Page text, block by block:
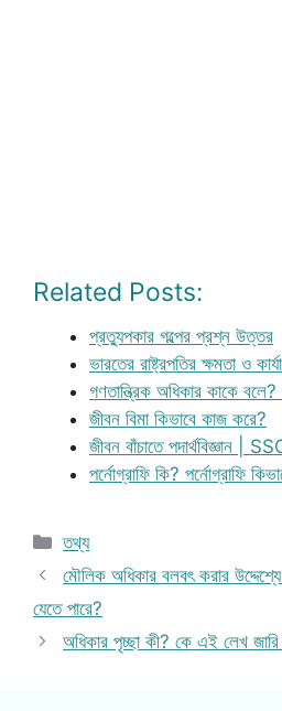
Related Posts:
প্রত্যুপকার গল্পের প্রশ্ন উত্তর
ভারতের রাষ্ট্রপতির ক্ষমতা ও
গণতান্ত্রিক অধিকার কাকে
জীবন বিমা কিভাবে কাজ করে?
জীবন বাঁচাতে পদার্থবিজ্ঞান |
পর্নোগ্রাফি কি? পর্নোগ্রাফি
Categories
তথ্য
মৌলিক অধিকার বলবৎ করার
যেতে পারে?
অধিকার পৃচ্ছা কী? কে এই লেখ